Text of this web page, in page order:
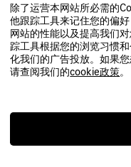
除了运营本网站所必需的
他跟踪工具来记住您的偏
网站的性能以及提高我们
踪工具根据您的浏览习惯
化我们的广告投放。如果
请查阅我们的cookie政策。